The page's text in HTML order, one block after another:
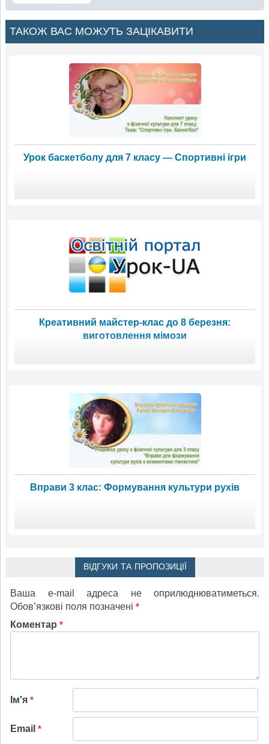
ТАКОЖ ВАС МОЖУТЬ ЗАЦІКАВИТИ
Урок баскетболу для 7 класу — Спортивні ігри
Креативний майстер-клас до 8 березня:
виготовлення мімози
Вправи 3 клас: Формування культури рухів
ВІДГУКИ ТА ПРОПОЗИЦІЇ
Ваша e-mail адреса не оприлюднюватиметься.
Обов’язкові поля позначені *
Коментар *
Ім'я *
Email *